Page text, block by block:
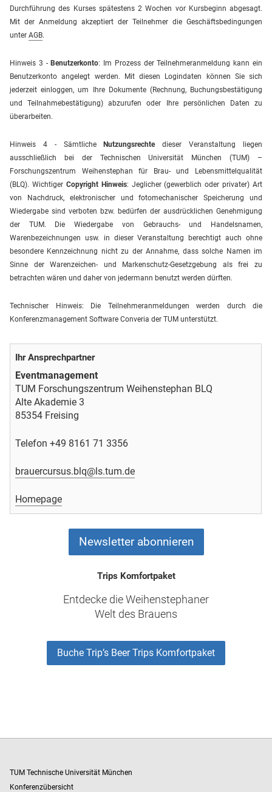
Durchführung des Kurses spätestens 2 Wochen vor Kursbeginn abgesagt.
Mit der Anmeldung akzeptiert der Teilnehmer die Geschäftsbedingungen
unter AGB.
Hinweis 3 -Benutzerkonto: Im Prozess der Teilnehmeranmeldung kann ein
Benutzerkonto angelegt werden. Mit diesen Logindaten können Sie sich
jederzeit einloggen, um Ihre Dokumente (Rechnung, Buchungsbestätigung
und Teilnahmebestätigung) abzurufen oder Ihre persönlichen Daten zu
überarbeiten.
Hinweis 4 - SämtlicheNutzungsrechtedieser Veranstaltung liegen
ausschließlich bei der Technischen Universität München (TUM) –
Forschungszentrum Weihenstephan für Brau- und Lebensmittelqualität
(BLQ). Wichtiger Copyright Hinweis: Jeglicher (gewerblich oder privater) Art
von Nachdruck, elektronischer und fotomechanischer Speicherung und
Wiedergabe sind verboten bzw. bedürfen der ausdrücklichen Genehmigung
der TUM. Die Wiedergabe von Gebrauchs- und Handelsnamen,
Warenbezeichnungen usw. in dieser Veranstaltung berechtigt auch ohne
besondere Kennzeichnung nicht zu der Annahme, dass solche Namen im
Sinne der Warenzeichen- und Markenschutz-Gesetzgebung als frei zu
betrachten wären und daher von jedermann benutzt werden dürften.
Technischer Hinweis: Die Teilnehmeranmeldungen werden durch die
Konferenzmanagement Software Converia der TUM unterstützt.
Ihr Ansprechpartner
Eventmanagement
TUM Forschungszentrum Weihenstephan BLQ
Alte Akademie 3
85354 Freising
Telefon +49 8161 71 3356
brauercursus.blq@ls.tum.de
Homepage
Newsletter abonnieren
Trips Komfortpaket
Entdecke die Weihenstephaner
Welt des Brauens
Buche Trip’s Beer Trips Komfortpaket
TUM Technische Universität München
Konferenzübersicht